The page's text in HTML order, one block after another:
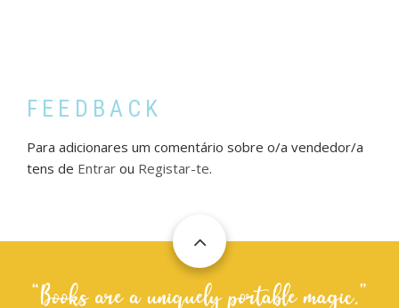
FEEDBACK
Para adicionares um comentário sobre o/a vendedor/a
tens de Entrar ou Registar-te.